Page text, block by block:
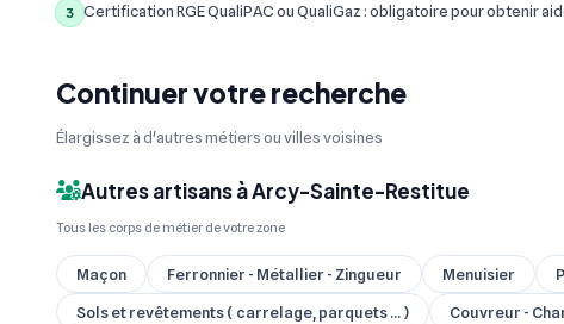
3 Certification RGE QualiPAC ou QualiGaz : obligatoire pour obtenir
Continuer votre recherche
Élargissez à d'autres métiers ou villes voisines
Autres artisans à Arcy-Sainte-Restitue
Tous les corps de métier de votre zone
Maçon Ferronnier - Métallier - Zingueur Menuisier
Sols et revêtements ( carrelage, parquets ... )
Couvreur -